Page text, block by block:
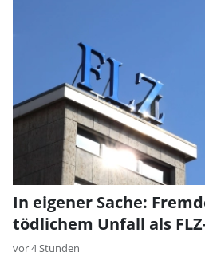
In eigener Sache:
tödlichem Unfall als
vor 4 Stunden